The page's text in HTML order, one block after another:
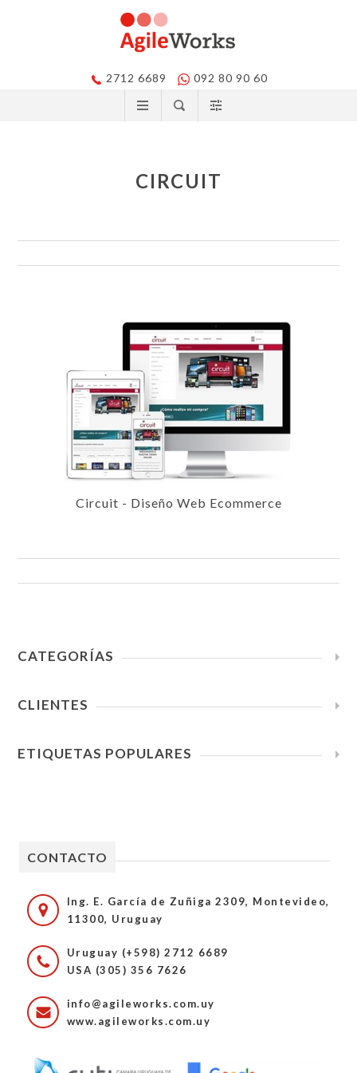
2712 6689 092 80 90 60
CIRCUIT
Circuit - Diseño Web Ecommerce
CATEGORÍAS
CLIENTES
ETIQUETAS POPULARES
CONTACTO
Ing. E. García de Zuñiga 2309, Montevideo,
11300, Uruguay
Uruguay (+598) 2712 6689
USA (305) 356 7626
info@agileworks.com.uy
www.agileworks.com.uy